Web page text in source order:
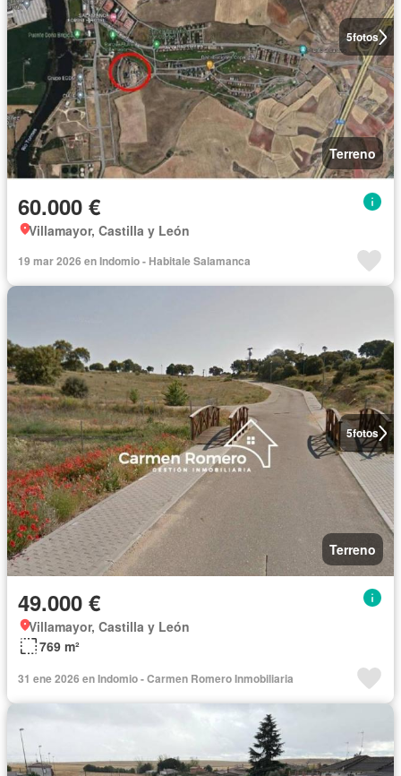
5fotos
Terreno
60.000 €
Villamayor, Castilla y León
19 mar 2026 en Indomio - Habitale Salamanca
5fotos
Terreno
49.000 €
Villamayor, Castilla y León
769 m²
31 ene 2026 en Indomio - Carmen Romero Inmobiliaria